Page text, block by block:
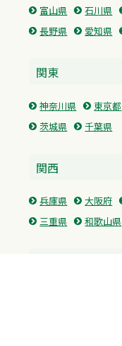
富山県 石川県
長野県
愛知県
関東
神奈川県 東京都
茨城県
千葉県
関西
兵庫県 大阪府
三重県
和歌山県